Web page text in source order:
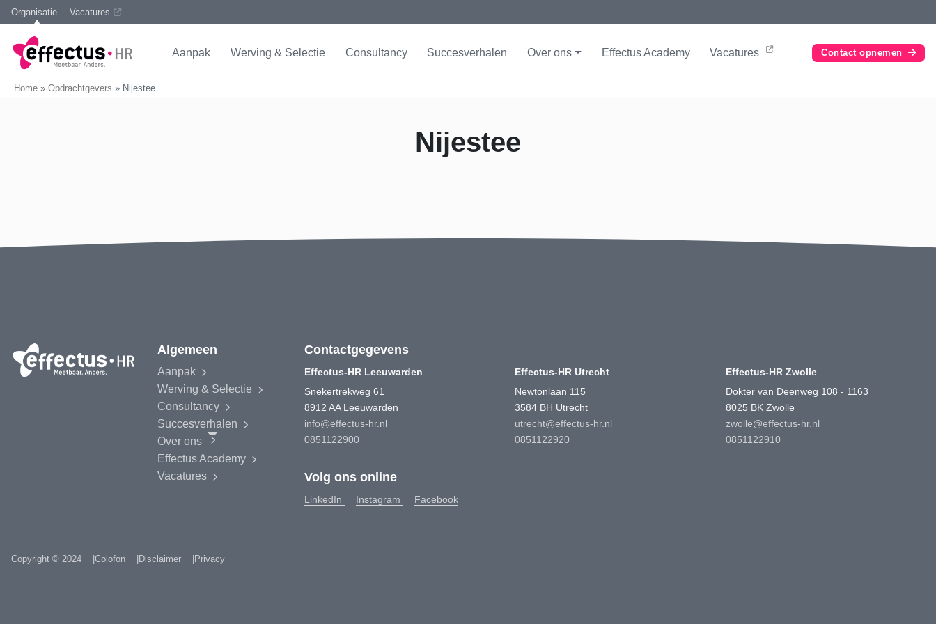
Organisatie Vacatures
Aanpak Werving & Selectie Consultancy Succesverhalen Over ons EffectusAcademy Vacatures Contact opnemen
Home » Opdrachtgevers » Nijestee
Nijestee
Algemeen
Aanpak
Werving & Selectie
Consultancy
Succesverhalen
Over ons
EffectusAcademy
Vacatures
Contactgegevens
Effectus-HR Leeuwarden
Snekertrekweg 61
8912 AA Leeuwarden
info@effectus-hr.nl
0851122900
Effectus-HR Utrecht
Newtonlaan 115
3584 BH Utrecht
utrecht@effectus-hr.nl
0851122920
Effectus-HR Zwolle
Dokter van Deenweg 108 - 1163
8025 BK Zwolle
zwolle@effectus-hr.nl
0851122910
Volg ons online
LinkedIn Instagram Facebook
Copyright © 2024 Colofon Disclaimer Privacy